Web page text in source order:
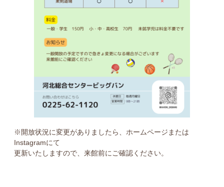
※開放状況に変更がありましたら、ホームページまたは
Instagramにて
更新いたしますので、来館前にご確認ください。